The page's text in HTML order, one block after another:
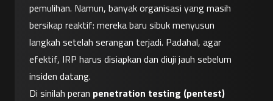
pemulihan. Namun, banyak organisasi yang masih
bersikap reaktif: mereka baru sibuk menyusun
langkah setelah serangan terjadi. Padahal, agar
efektif, IRP harus disiapkan dan diuji jauh sebelum
insiden datang.
Di sinilah peran penetration testing (pentest)